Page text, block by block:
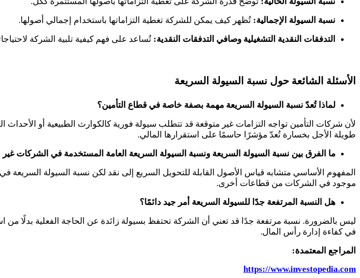
نسبة السيولة الإجمالية: تُظهر كيف يمكن للشركة تغطية التزاماتها باستخدام إجمالي أصولها.
التدفقات النقدية التشغيلية وصافي التدفقات النقدية: تُساعد على فهم كيفية تلبية الشركة
الأسئلة الشائعة حول نسبة السيولة السريعة
لماذا تُعدّ نسبة السيولة السريعة مهمة بصفة خاصة في قطاع التأمين؟
لأن شركات التأمين تواجه التزامات غير متوقعة قد تتطلب سيولة فورية كالكوارث الطبيعية أو
طويلة الأجل بخسارة تُعدّ مؤشرًا حاسمًا على استقرارها المالي.
ما الفرق بين نسبة السيولة السريعة ونسبة السيولة السريعة العامة المستخدمة في الشركات غير
المفهوم الأساسي متشابه قياس الأصول القابلة للتحويل السريع إلى نقد لكن نسبة السيولة السريعة
موجود في الشركات من قطاعات أخرى.
هل النسبة المرتفعة جدًا للسيولة السريعة أمر جيد دائمًا؟
ليس بالضرورة. نسبة مرتفعة جدًا قد تعني أن الشركة تحتفظ بسيولة زائدة عن الحاجة الفعلية بدلًا
في كفاءة إدارة رأس المال.
المراجع المعتمدة:
https://www.investopedia.com